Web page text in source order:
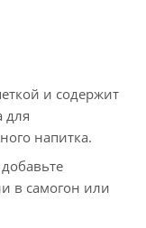
и содержит
для
напитка.
в самогон или